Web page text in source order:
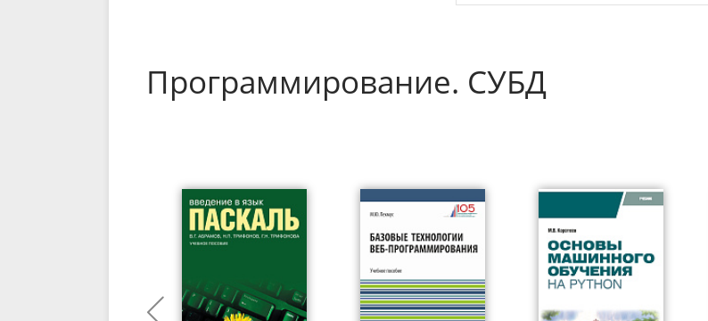
Программирование. СУБД